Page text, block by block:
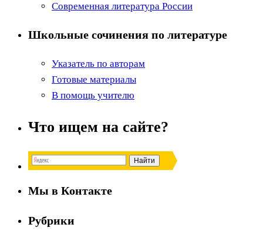
Современная литература России
Школьные сочинения по литературе
Указатель по авторам
Готовые материалы
В помощь учителю
Что ищем на сайте?
Мы в Контакте
Рубрики